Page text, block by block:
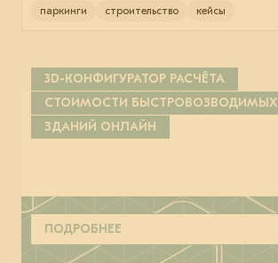
паркинги строительство кейсы
3D-КОНФИГУРАТОР РАСЧЁТА
СТОИМОСТИ БЫСТРОВОЗВОДИМЫХ
ЗДАНИЙ ОНЛАЙН
ПОДРОБНЕЕ